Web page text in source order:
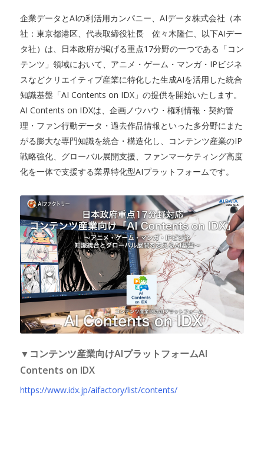
企業データとAIの利活用カンパニー、AIデータ株式会社（本
社：東京都港区、代表取締役社長 佐々木隆仁、以下AIデー
タ社）は、日本政府が掲げる重点17分野の一つである「コン
テンツ」領域において、アニメ・ゲーム・マンガ・IPビジネ
スなどクリエイティブ産業に特化した生成AIを活用した統合
知識基盤「AI Contents on IDX」の提供を開始いたします。
AI Contents on IDXは、企画ノウハウ・権利情報・契約管
理・ファン行動データ・過去作品情報といった多分野にまた
がる膨大な専門知識を統合・構造化し、コンテンツ産業のIP
戦略強化、グローバル展開支援、ファンマーケティング高度
化を一体で支援する業界特化型AIプラットフォームです。
▼コンテンツ産業向けAIプラットフォームAI
Contents on IDX
https://www.idx.jp/aifactory/list/contents/